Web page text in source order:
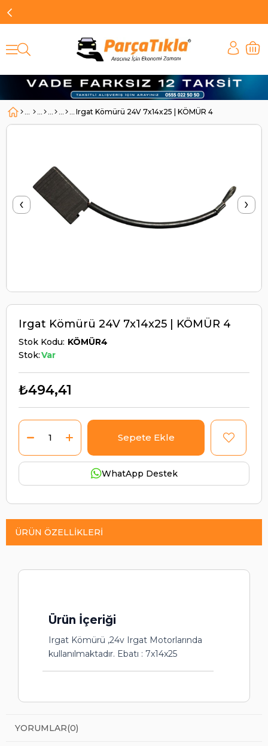
Irgat Kömürü 24V 7x14x25 | KÖMÜR 4
‹ ›
Irgat Kömürü 24V 7x14x25 | KÖMÜR 4
Stok Kodu KÖMÜR4
Stok:Var
₺494,41
WhatApp Destek
ÜRÜN ÖZELLIKLERI
Ürün İçeriği
Irgat Kömürü ,24v Irgat Motorlarında
kullanılmaktadır. Ebatı : 7x14x25
YORUMLAR(0)